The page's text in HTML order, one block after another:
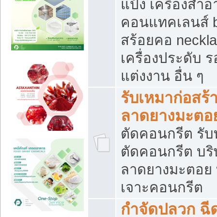
แป้ง เครื่องสำ
คอนแทคเลนส์
สร้อยคอ
เครื่องประดับ ร
แต่งงาน อื่น ๆ
รับเหมาก่อส
ลาดยางมะต
ตัดคอนกรีต รับ
ตัดคอนกรีต บริ
ลาดยางมะตอ
เจาะคอนกรีต
กำจัดปลวก ฉี